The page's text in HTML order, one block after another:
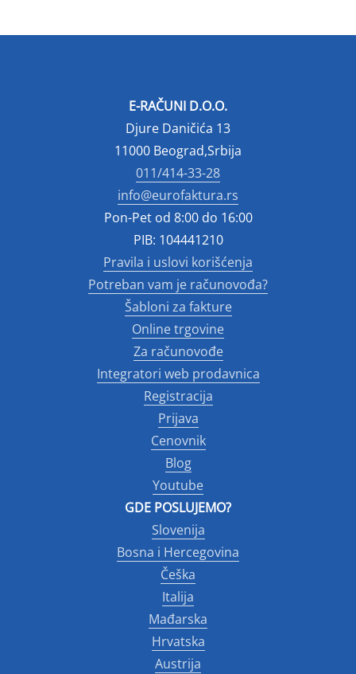
E-RAČUNI D.O.O.
Djure Daničića 13
11000 Beograd,Srbija
011/414-33-28
info@eurofaktura.rs
Pon-Pet od 8:00 do 16:00
PIB: 104441210
Pravila i uslovi korišćenja
Potreban vam je računovođa?
Šabloni za fakture
Online trgovine
Za računovođe
Integratori web prodavnica
Registracija
Prijava
Cenovnik
Blog
Youtube
GDE POSLUJEMO?
Slovenija
Bosna i Hercegovina
Češka
Italija
Mađarska
Hrvatska
Austrija